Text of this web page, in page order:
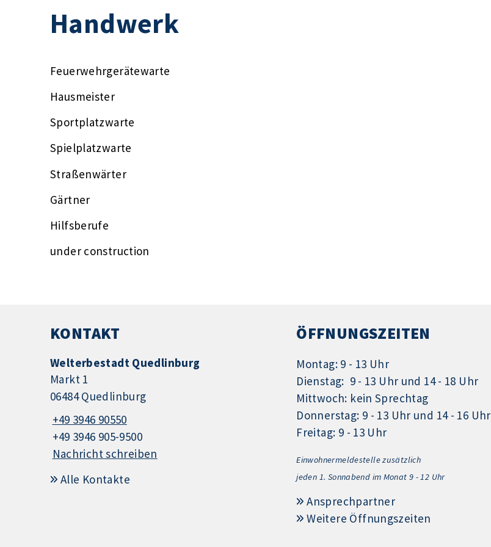
Handwerk
Feuerwehrgerätewarte
Hausmeister
Sportplatzwarte
Spielplatzwarte
Straßenwärter
Gärtner
Hilfsberufe
under construction
KONTAKT
Welterbestadt Quedlinburg
Markt 1
06484 Quedlinburg
+49 3946 90550
+49 3946 905-9500
Nachricht schreiben
Alle Kontakte
ÖFFNUNGSZEITEN
Montag: 9 - 13 Uhr
Dienstag: 9 - 13 Uhr und 14 - 18 Uhr
Mittwoch: kein Sprechtag
Donnerstag: 9 - 13 Uhr und 14 - 16 Uhr
Freitag: 9 - 13 Uhr
Einwohnermeldestelle zusätzlich
jeden 1. Sonnabend im Monat 9 - 12 Uhr
Ansprechpartner
Weitere Öffnungszeiten